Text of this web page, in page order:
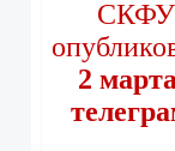
СКФУ
2